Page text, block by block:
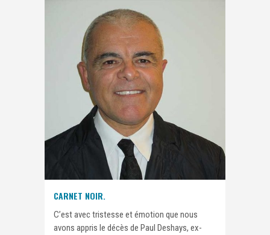
CARNET NOIR.
C’est avec tristesse et émotion que nous
avons appris le décès de Paul Deshays, ex-